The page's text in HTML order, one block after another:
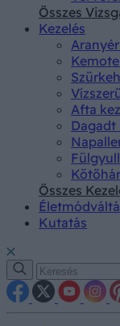
Összes
Kezelés
Afta
Dagadt
Összes
Kutatás